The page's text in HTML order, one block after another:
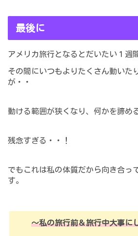
最後に
アメリカ旅行となるとだいたい１週
その間にいつもより たくさん動いた
が・・
動ける範囲が狭くなり、何かを諦め
残念すぎる・・！
でもこれは私の体質だから向き合っ
す。
～私の旅行前＆旅行中大事に